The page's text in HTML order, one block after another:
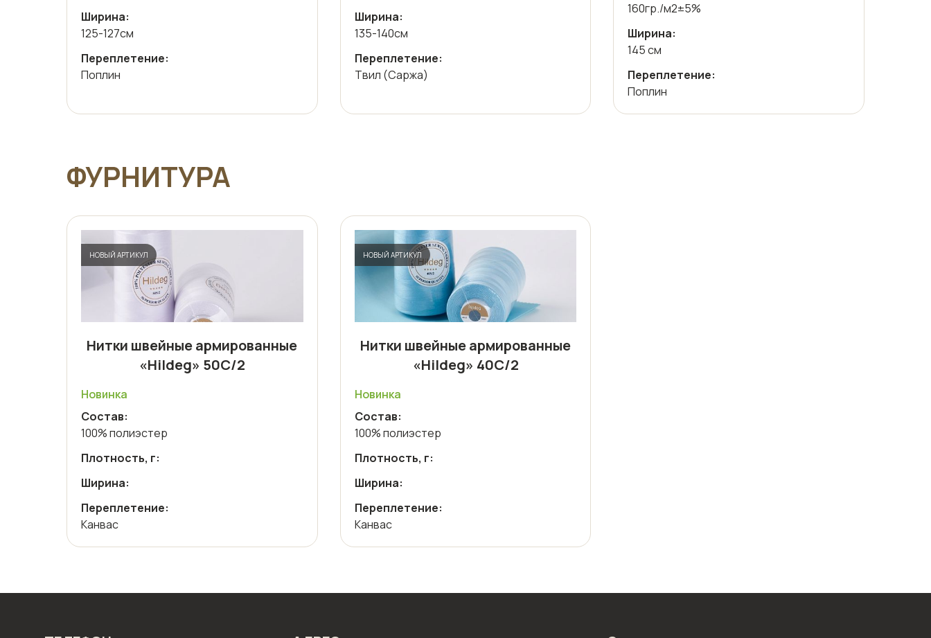
Ширина:
125-127см
Переплетение:
Поплин
Ширина:
135-140см
Переплетение:
Твил (Саржа)
160гр./м2±5%
Ширина:
145 см
Переплетение:
Поплин
ФУРНИТУРА
НОВЫЙ АРТИКУЛ
Нитки швейные армированные
«Hildeg» 50С/2
Новинка
Состав:
100% полиэстер
Плотность, г:
Ширина:
Переплетение:
Канвас
НОВЫЙ АРТИКУЛ
Нитки швейные армированные
«Hildeg» 40С/2
Новинка
Состав:
100% полиэстер
Плотность, г:
Ширина:
Переплетение:
Канвас